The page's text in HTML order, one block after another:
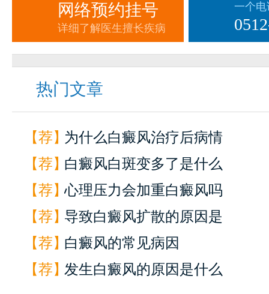
网络预约挂号
详细了解医生擅长疾病
一个
热门文章
【荐】为什么白癜风治疗后病情
【荐】白癜风白斑变多了是什么
【荐】心理压力会加重白癜风吗
【荐】导致白癜风扩散的原因是
【荐】白癜风的常见病因
【荐】发生白癜风的原因是什么